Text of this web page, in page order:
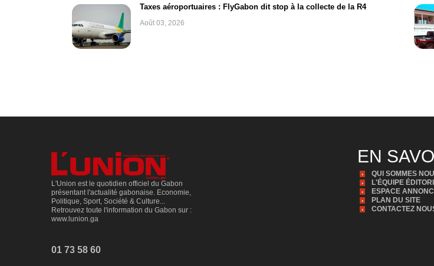
Taxes aéroportuaires : FlyGabon dit stop à la collecte de la R4
Août 03, 2026
L'Union est le quotidien officiel du Gabon
présentant l'actualité gabonaise. Economie,
Politique, Sport, Société & Culture...
Retrouvez toute l'information du Gabon sur :
www.lunion.ga
01 73 58 60
EN
QUI SOMMES
L'ÉQUIPE
ESPACE
PLAN DU SITE
CONTACTEZ